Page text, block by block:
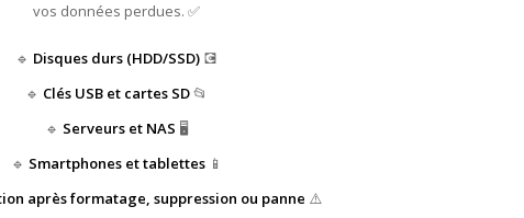
vos données perdues. ✅
🔹 Disques durs (HDD/SSD) 💽
🔹 Clés USB et cartes SD📂
🔹 Serveurs et NAS 🖥️
🔹 Smartphones et tablettes📱
après formatage, suppression ou panne ⚠️